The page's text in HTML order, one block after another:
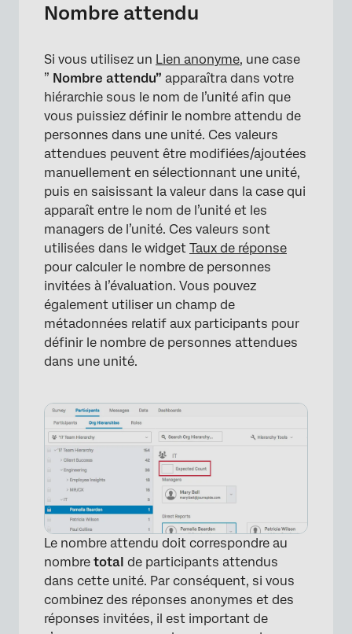
×
Nombre attendu
Si vous utilisez un Lien anonyme, une case
” Nombre attendu” apparaîtra dans votre
hiérarchie sous le nom de l’unité afin que
vous puissiez définir le nombre attendu de
personnes dans une unité. Ces valeurs
attendues peuvent être modifiées/ajoutées
manuellement en sélectionnant une unité,
puis en saisissant la valeur dans la case qui
apparaît entre le nom de l’unité et les
managers de l’unité. Ces valeurs sont
utilisées dans le widget Taux de réponse
pour calculer le nombre de personnes
invitées à l’évaluation. Vous pouvez
également utiliser un champ de
métadonnées relatif aux participants pour
définir le nombre de personnes attendues
dans une unité.
Le nombre attendu doit correspondre au
nombre total de participants attendus
dans cette unité. Par conséquent, si vous
combinez des réponses anonymes et des
réponses invitées, il est important de